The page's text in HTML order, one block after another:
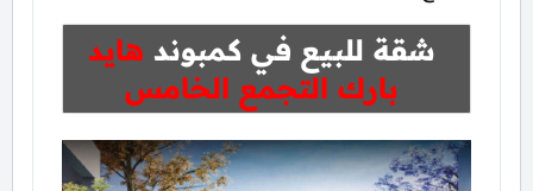
شقة للبيع في كمبوند هايد
بارك التجمع الخامس